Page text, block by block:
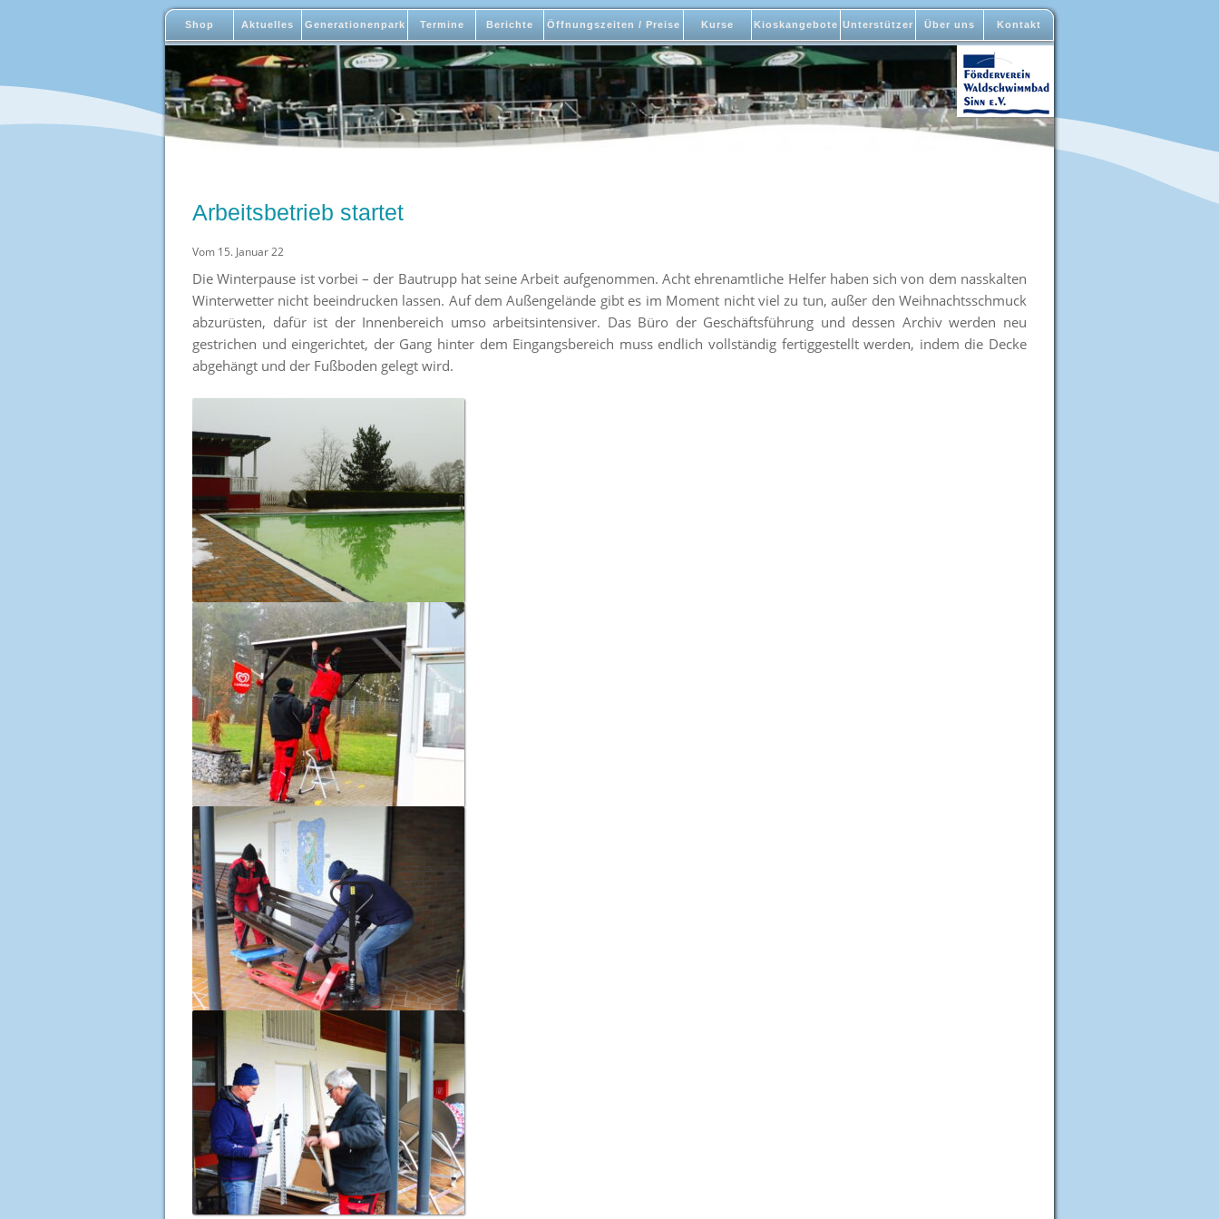
Shop Aktuelles Generationenpark Termine Berichte Öffnungszeiten / Preise Kurse Kioskangebote Unterstützer Über uns Kontakt
Arbeitsbetrieb startet
Vom 15. Januar 22
Die Winterpause ist vorbei – der Bautrupp hat seine Arbeit aufgenommen. Acht ehrenamtliche Helfer haben sich von dem nasskalten
Winterwetter nicht beeindrucken lassen. Auf dem Außengelände gibt es im Moment nicht viel zu tun, außer den Weihnachtsschmuck
abzurüsten, dafür ist der Innenbereich umso arbeitsintensiver. Das Büro der Geschäftsführung und dessen Archiv werden neu
gestrichen und eingerichtet, der Gang hinter dem Eingangsbereich muss endlich vollständig fertiggestellt werden, indem die Decke
abgehängt und der Fußboden gelegt wird.